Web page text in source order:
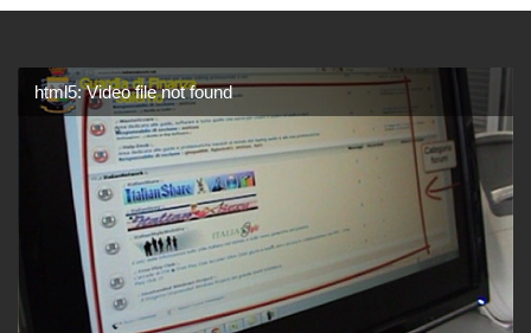
html5: Video file not found